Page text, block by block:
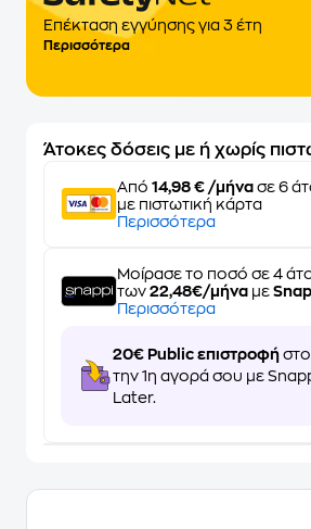
Επέκταση εγγύησης για 3 έτη
Περισσότερα
Άτοκες δόσεις με ή χωρίς
Από 14,98 € /μήνα σε 6
με πιστωτική κάρτα
Περισσότερα
Μοίρασε το ποσό σε 4
των 22,48€/μήνα με
Περισσότερα
20€ Public επιστροφή
την 1η αγορά σου με
Later.